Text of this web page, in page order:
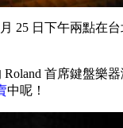
月 25 日下午兩點
首席鍵盤樂
中呢！